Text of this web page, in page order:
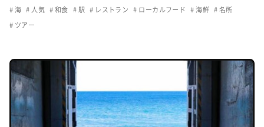
海 人気 和食 駅 レストラン ローカルフード 海鮮 名所
ツアー